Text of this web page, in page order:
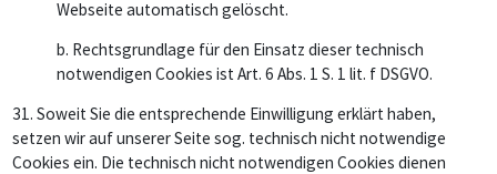
Webseite automatisch gelöscht.
b. Rechtsgrundlage für den Einsatz dieser technisch
notwendigen Cookies ist Art. 6 Abs. 1 S. 1 lit. f DSGVO.
31. Soweit Sie die entsprechende Einwilligung erklärt haben,
setzen wir auf unserer Seite sog. technisch nicht notwendige
Cookies ein. Die technisch nicht notwendigen Cookies dienen